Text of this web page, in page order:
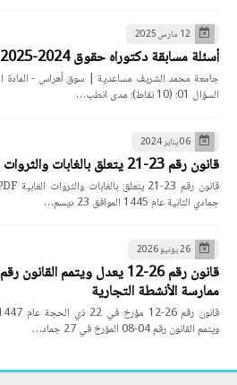
12 مارس 2025
أسئلة مسابقة دكتوراه حقوق 2024-2025
جامعة محمد الشريف مساعدية | سوق أهراس - المادة
السؤال 01: (10 نقاط): مدى انطب…
06 يناير 2024
قانون رقم 23-21 يتعلق بالغابات والثروات الغابية PDF
جمادي الثانية عام 1445 الموافق 23 ديسم…
26 يونيو 2026
ممارسة الأنشطة التجارية
ويتمم القانون رقم 04-08 المؤرخ في 27 جماد…